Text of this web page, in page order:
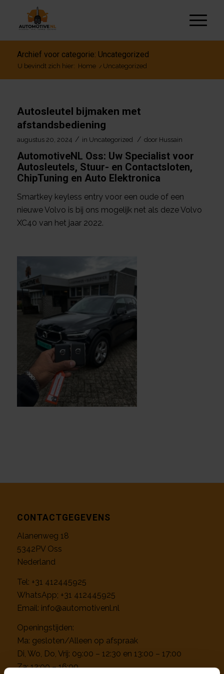
Archief voor categorie: Uncategorized
U bevindt zich hier: Home / Uncategorized
Autosleutel bijmaken met
afstandsbediening
augustus 20, 2024 / in Uncategorized / door Hussain
AutomotiveNL Oss: Uw Specialist voor
Autosleutels, Stuur- en Contactsloten,
ChipTuning en Auto Elektronica
Smartkey keyless entry voor een oude of een
nieuwe Volvo is bij ons mogelijk net als deze Volvo
XC40 van het jaar 2022.
CONTACTGEGEVENS
Alanenweg 18
5342PV Oss
Nederland
Tel: +31 412445925
WhatsApp; +31 412445925
Email: info@automotivenl.nl
Openingstijden:
Ma: gesloten/Alleen op afspraak
Di, Wo, Do, Vrij: 09:00 – 12:30 en 13:00 – 17:00
Za: 12:00 – 16:00